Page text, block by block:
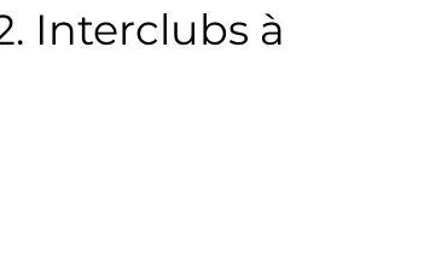
Interclubs à